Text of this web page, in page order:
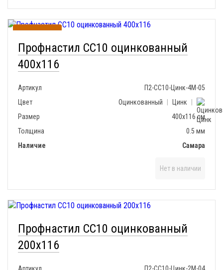
В наличии
Профнастил СС10 оцинкованный
400х116
Артикул
П2-СС10-Цинк-4М-05
Цвет
Оцинкованный Цинк
Размер
400х116 см
Толщина
0.5 мм
Наличие
Самара
Нет в наличии
Профнастил СС10 оцинкованный
200х116